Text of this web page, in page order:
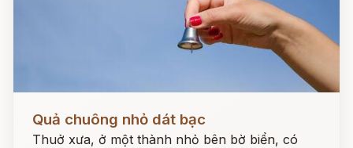
Quả chuông nhỏ dát bạc
Thuở xưa, ở một thành nhỏ bên bờ biển, có